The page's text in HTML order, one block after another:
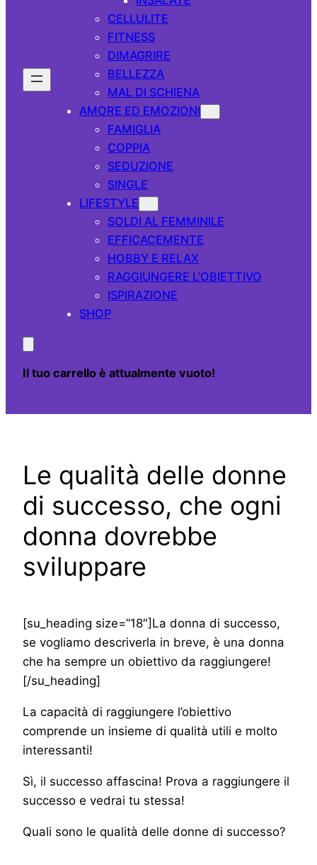
CELLULITE
FITNESS
DIMAGRIRE
BELLEZZA
MAL DI SCHIENA
AMORE ED EMOZIONI
FAMIGLIA
COPPIA
SEDUZIONE
SINGLE
LIFESTYLE
SOLDI AL FEMMINILE
EFFICACEMENTE
HOBBY E RELAX
RAGGIUNGERE L’OBIETTIVO
ISPIRAZIONE
SHOP
Il tuo carrello è attualmente vuoto!
Le qualità delle donne
di successo, che ogni
donna dovrebbe
sviluppare
[su_heading size=”18″]La donna di successo,
se vogliamo descriverla in breve, è una donna
che ha sempre un obiettivo da raggiungere!
[/su_heading]
La capacità di raggiungere l’obiettivo
comprende un insieme di qualità utili e molto
interessanti!
Sì, il successo affascina! Prova a raggiungere il
successo e vedrai tu stessa!
Quali sono le qualità delle donne di successo?